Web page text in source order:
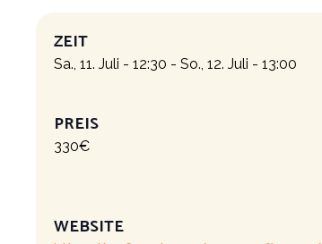
ZEIT
Sa., 11. Juli - 12:30 - So., 12. Juli - 13:00
PREIS
330€
WEBSITE